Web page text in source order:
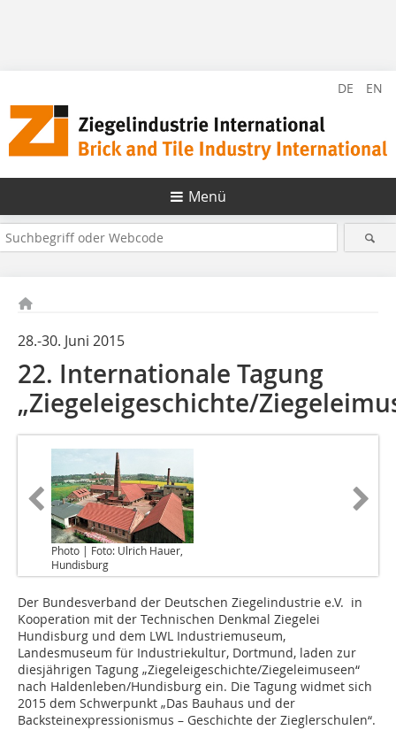
DE EN
Menü
28.-30. Juni 2015
22. Internationale Tagung
„Ziegeleigeschichte/
Photo | Foto: Ulrich Hauer,
Hundisburg
Der Bundesverband der Deutschen Ziegelindustrie e.V. in
Kooperation mit der Technischen Denkmal Ziegelei
Hundisburg und dem LWL Industriemuseum,
Landesmuseum für Industriekultur, Dortmund, laden zur
diesjährigen Tagung „Ziegeleigeschichte/Ziegeleimu­seen“
nach Haldenleben/Hundisburg ein. Die Tagung widmet sich
2015 dem Schwerpunkt „Das Bauhaus und der
Backsteinexpressionismus – Geschichte der Zieglerschulen“.